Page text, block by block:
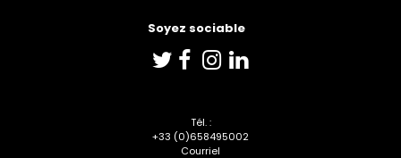
Soyez sociable
   
Tél. :
+33 (0)658495002
Courriel